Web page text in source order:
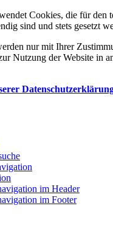
Cookies, die für den
sind und stets gesetzt
nur mit Ihrer
Nutzung der Website in
im Header
im Footer